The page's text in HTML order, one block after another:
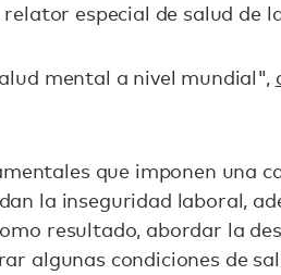
especial de salud de
mental a nivel mundial",
que imponen una
la inseguridad laboral,
resultado, abordar la
algunas condiciones de